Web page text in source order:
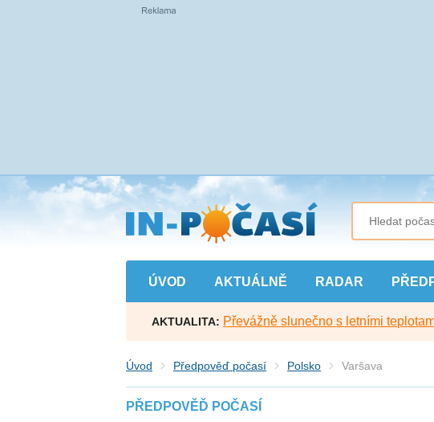
Přejít
na
hlavní
obsah
ÚVOD AKTUÁLNĚ RADAR
AKTUALITA: Převážně slunečno s letními
Úvod Předpověď počasí Polsko Varšava
PŘEDPOVĚĎ POČASÍ